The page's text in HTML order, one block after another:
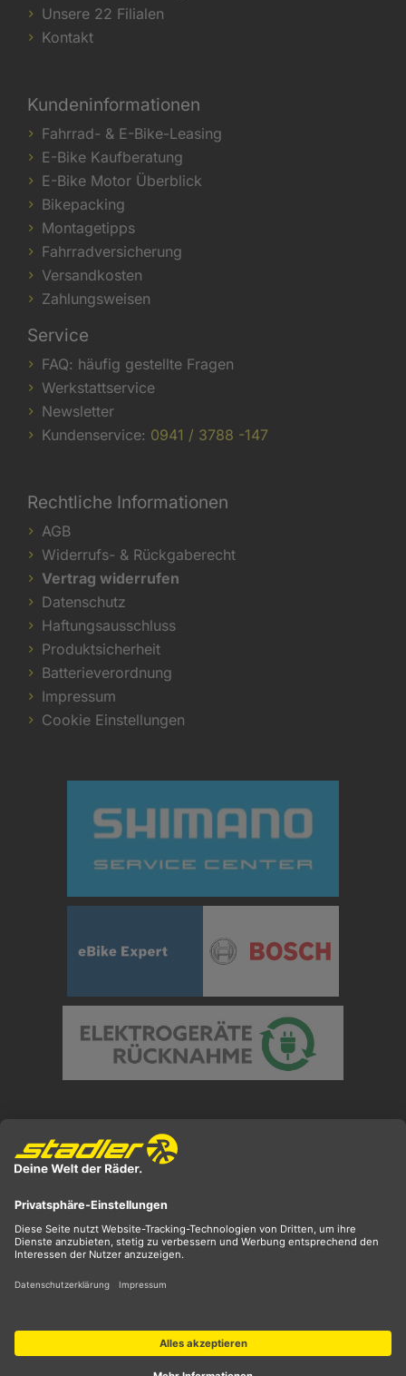
Unsere 22 Filialen
Kontakt
Kundeninformationen
Fahrrad- & E-Bike-Leasing
E-Bike Kaufberatung
E-Bike Motor Überblick
Bikepacking
Montagetipps
Fahrradversicherung
Versandkosten
Zahlungsweisen
Service
FAQ: häufig gestellte Fragen
Werkstattservice
Newsletter
Kundenservice: 0941 / 3788 -147
Rechtliche Informationen
AGB
Widerrufs- & Rückgaberecht
Vertrag widerrufen
Datenschutz
Haftungsausschluss
Produktsicherheit
Batterieverordnung
Impressum
Cookie Einstellungen
** ehemaliger UVP